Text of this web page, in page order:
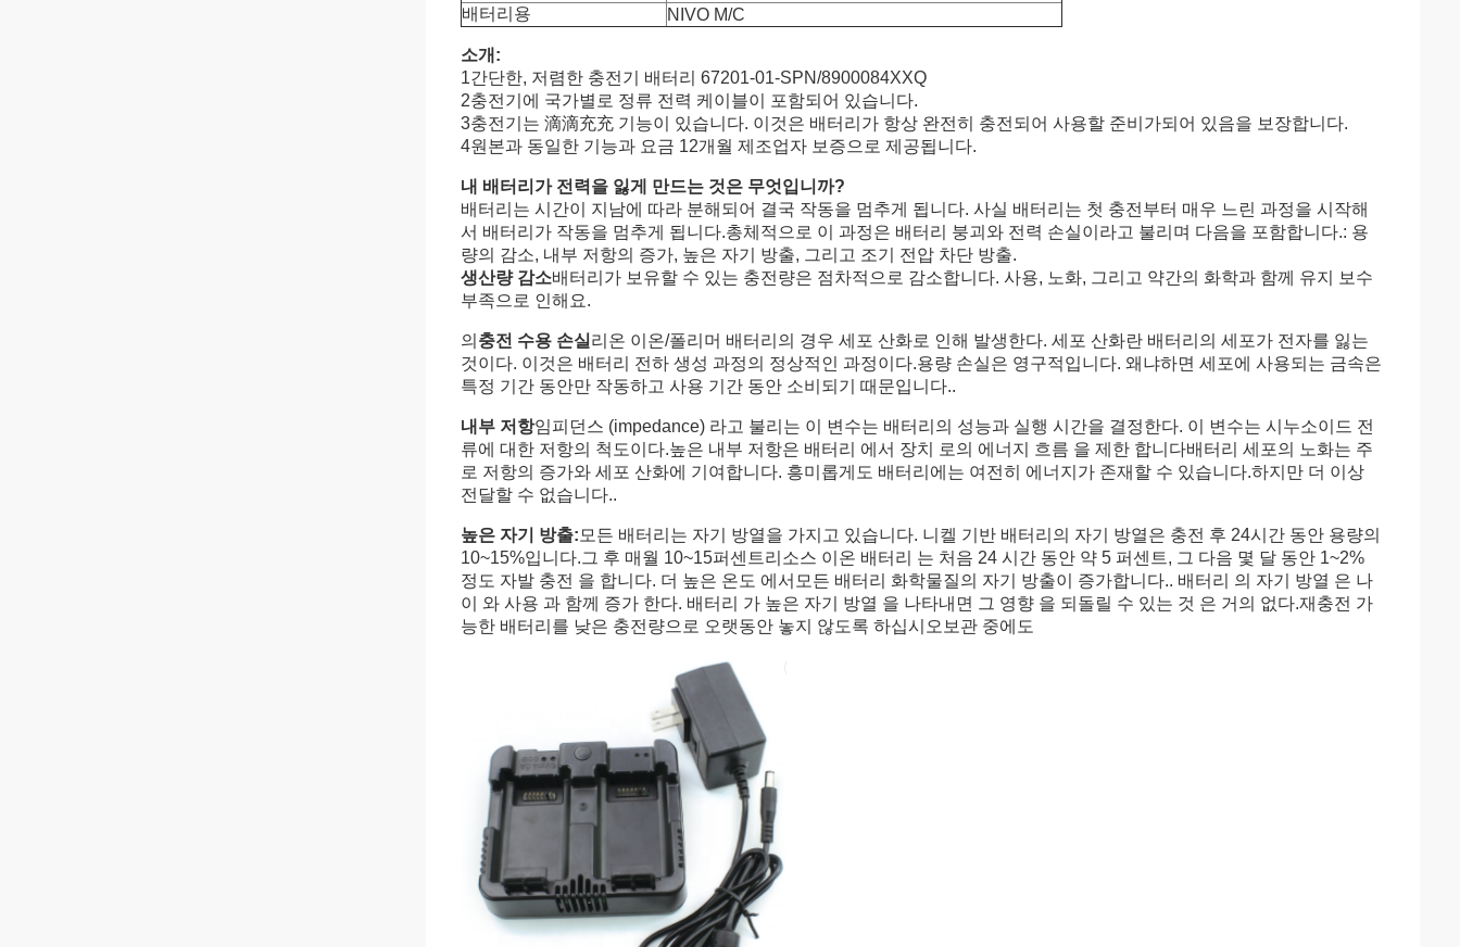
배터리용
NIVO M/C
소개:
1간단한, 저렴한 충전기 배터리 67201-01-SPN/8900084XXQ
2충전기에 국가별로 정류 전력 케이블이 포함되어 있습니다.
3충전기는 滴滴充充 기능이 있습니다. 이것은 배터리가 항상 완전히 충전되어 사용할 준비가되어 있음을 보장합니다.
4원본과 동일한 기능과 요금 12개월 제조업자 보증으로 제공됩니다.
내 배터리가 전력을 잃게 만드는 것은 무엇입니까?
배터리는 시간이 지남에 따라 분해되어 결국 작동을 멈추게 됩니다. 사실 배터리는 첫 충전부터 매우 느린 과정을 시작해
서 배터리가 작동을 멈추게 됩니다.총체적으로 이 과정은 배터리 붕괴와 전력 손실이라고 불리며 다음을 포함합니다.: 용
량의 감소, 내부 저항의 증가, 높은 자기 방출, 그리고 조기 전압 차단 방출.
생산량 감소배터리가 보유할 수 있는 충전량은 점차적으로 감소합니다. 사용, 노화, 그리고 약간의 화학과 함께 유지 보수
부족으로 인해요.
의 충전 수용 손실 리온 이온/폴리머 배터리의 경우 세포 산화로 인해 발생한다. 세포 산화란 배터리의 세포가 전자를 잃는
것이다. 이것은 배터리 전하 생성 과정의 정상적인 과정이다.용량 손실은 영구적입니다. 왜냐하면 세포에 사용되는 금속은
특정 기간 동안만 작동하고 사용 기간 동안 소비되기 때문입니다..
내부 저항임피던스 (impedance) 라고 불리는 이 변수는 배터리의 성능과 실행 시간을 결정한다. 이 변수는 시누소이드 전
류에 대한 저항의 척도이다.높은 내부 저항은 배터리 에서 장치 로의 에너지 흐름 을 제한 합니다배터리 세포의 노화는 주
로 저항의 증가와 세포 산화에 기여합니다. 흥미롭게도 배터리에는 여전히 에너지가 존재할 수 있습니다.하지만 더 이상
전달할 수 없습니다..
높은 자기 방출: 모든 배터리는 자기 방열을 가지고 있습니다. 니켈 기반 배터리의 자기 방열은 충전 후 24시간 동안 용량의
10~15%입니다.그 후 매월 10~15퍼센트리소스 이온 배터리 는 처음 24 시간 동안 약 5 퍼센트, 그 다음 몇 달 동안 1~2%
정도 자발 충전 을 합니다. 더 높은 온도 에서모든 배터리 화학물질의 자기 방출이 증가합니다.. 배터리 의 자기 방열 은 나
이 와 사용 과 함께 증가 한다. 배터리 가 높은 자기 방열 을 나타내면 그 영향 을 되돌릴 수 있는 것 은 거의 없다.재충전 가
능한 배터리를 낮은 충전량으로 오랫동안 놓지 않도록 하십시오보관 중에도